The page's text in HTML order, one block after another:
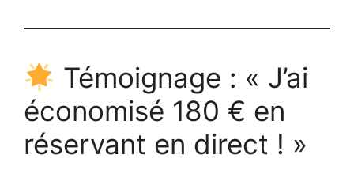
Témoignage : « J’ai
économisé 180 € en
réservant en direct ! »